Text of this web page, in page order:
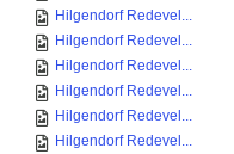
Hilgendorf Redevel...
Hilgendorf Redevel...
Hilgendorf Redevel...
Hilgendorf Redevel...
Hilgendorf Redevel...
Hilgendorf Redevel...